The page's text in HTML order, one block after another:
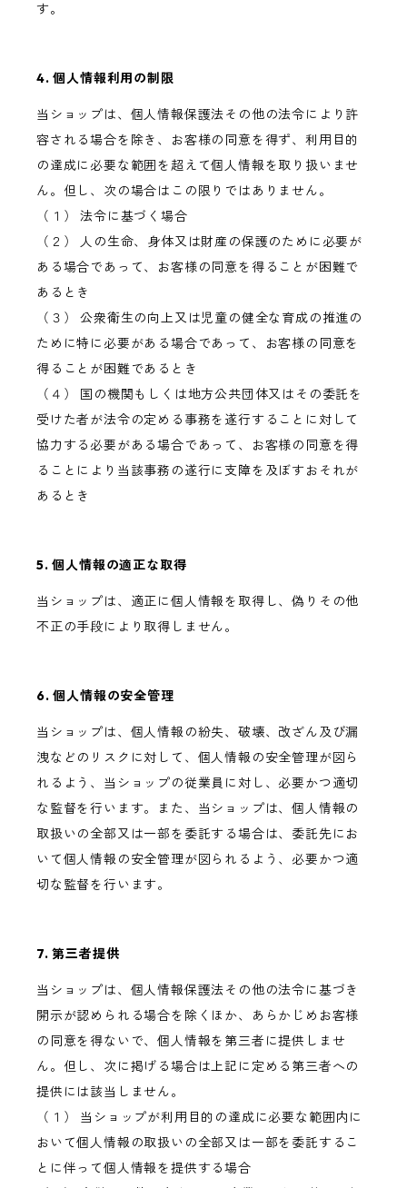
す。
4. 個人情報利用の制限
当ショップは、個人情報保護法その他の法令により許
容される場合を除き、お客様の同意を得ず、利用目的
の達成に必要な範囲を超えて個人情報を取り扱いませ
ん。但し、次の場合はこの限りではありません。
（１） 法令に基づく場合
（２） 人の生命、身体又は財産の保護のために必要が
ある場合であって、お客様の同意を得ることが困難で
あるとき
（３） 公衆衛生の向上又は児童の健全な育成の推進の
ために特に必要がある場合であって、お客様の同意を
得ることが困難であるとき
（４） 国の機関もしくは地方公共団体又はその委託を
受けた者が法令の定める事務を遂行することに対して
協力する必要がある場合であって、お客様の同意を得
ることにより当該事務の遂行に支障を及ぼすおそれが
あるとき
5. 個人情報の適正な取得
当ショップは、適正に個人情報を取得し、偽りその他
不正の手段により取得しません。
6. 個人情報の安全管理
当ショップは、個人情報の紛失、破壊、改ざん及び漏
洩などのリスクに対して、個人情報の安全管理が図ら
れるよう、当ショップの従業員に対し、必要かつ適切
な監督を行います。また、当ショップは、個人情報の
取扱いの全部又は一部を委託する場合は、委託先にお
いて個人情報の安全管理が図られるよう、必要かつ適
切な監督を行います。
7. 第三者提供
当ショップは、個人情報保護法その他の法令に基づき
開示が認められる場合を除くほか、あらかじめお客様
の同意を得ないで、個人情報を第三者に提供しませ
ん。但し、次に掲げる場合は上記に定める第三者への
提供には該当しません。
（１） 当ショップが利用目的の達成に必要な範囲内に
おいて個人情報の取扱いの全部又は一部を委託するこ
とに伴って個人情報を提供する場合